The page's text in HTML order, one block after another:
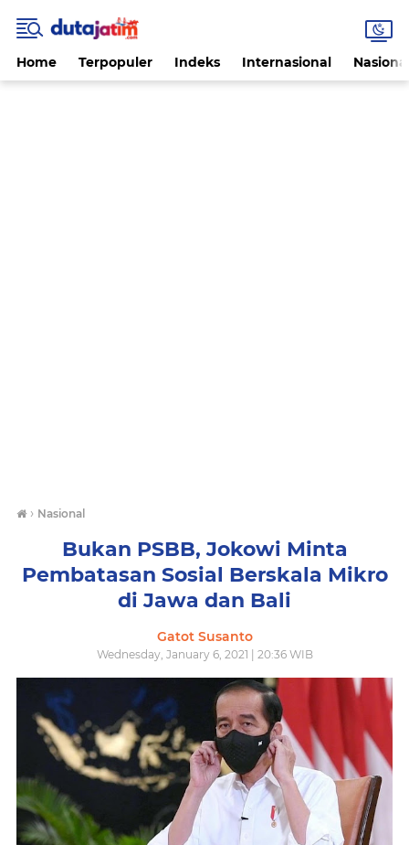
Home Terpopuler Indeks Internasional
› Nasional
Bukan PSBB, Jokowi Minta
Pembatasan Sosial Berskala Mikro
di Jawa dan Bali
Gatot Susanto
Wednesday, January 6, 2021 | 20:36 WIB